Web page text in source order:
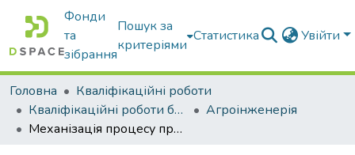
Фонди
та
зібрання
Пошук за
критеріями
Статистика Увійти
Головна
Кваліфікаційні роботи
Кваліфікаційні роботи бакалаврів
Агроінженерія
Механізація процесу прибирання та транспортування гною з тваринницького приміщення